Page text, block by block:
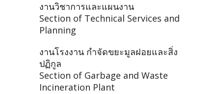
งานวิชาการและแผนงาน
Section of Technical Services and
Planning
งานโรงงาน กำจัดขยะมูลฝอยและสิ่ง
ปฏิกูล
Section of Garbage and Waste
Incineration Plant